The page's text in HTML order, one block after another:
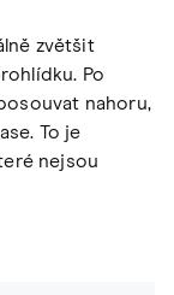
zvětšit
Po
nahoru,
To je
nejsou